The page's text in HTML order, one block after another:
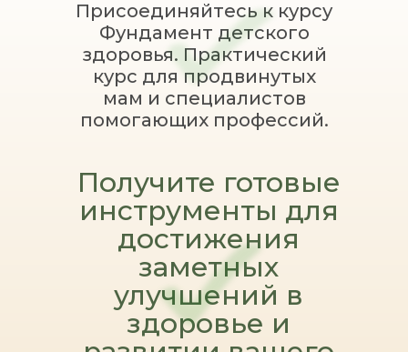
Получите готовые
инструменты для
достижения
заметных
улучшений в
здоровье и
Присоединяйтесь к курсу
Фундамент детского
здоровья. Практический
курс для продвинутых
мам и специалистов
помогающих профессий.